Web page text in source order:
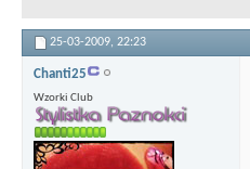
25-03-2009, 22:23
Chanti25
Wzorki Club